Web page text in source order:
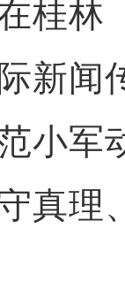
桂林
新闻
小军
真理